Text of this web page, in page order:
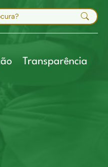
Mapa do site
Enter
Transparência